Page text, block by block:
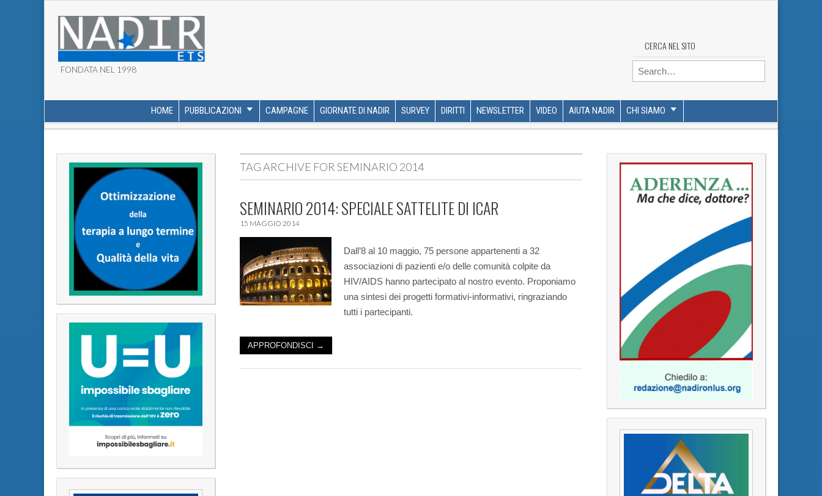
ASSOCIAZIONE NADIR ETS
FONDATA NEL 1998
CERCA NEL SITO
Search for:
MAIN MENU
SKIP TO CONTENT
HOME PUBBLICAZIONI CAMPAGNE GIORNATE DI NADIR SURVEY DIRITTI NEWSLETTER VIDEO AIUTA NADIR CHI SIAMO
SUB MENU
TAG ARCHIVE FOR SEMINARIO 2014
SEMINARIO 2014: SPECIALE SATTELITE DI ICAR
15 MAGGIO 2014
Dall’8 al 10 maggio, 75 persone appartenenti a 32
associazioni di pazienti e/o delle comunità colpite da
HIV/AIDS hanno partecipato al nostro evento. Proponiamo
una sintesi dei progetti formativi-informativi, ringraziando
tutti i partecipanti.
APPROFONDISCI →